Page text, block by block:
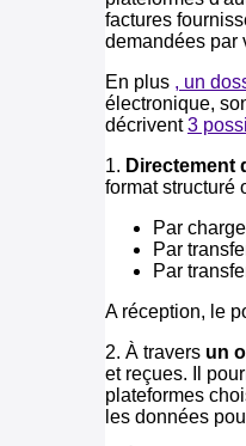
factures
demandées par
En plus , un
électronique,
décrivent3
1. Directement
format structuré
Par
Par
Par
A réception, le
2. À travers un
et reçues. Il
plateformes
les données